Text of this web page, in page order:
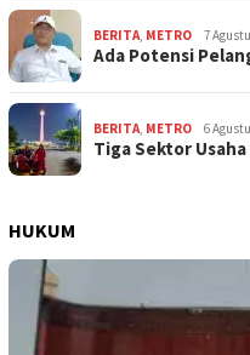
BERITA, METRO 7
Ada Potensi
BERITA, METRO 6
Tiga Sektor
HUKUM